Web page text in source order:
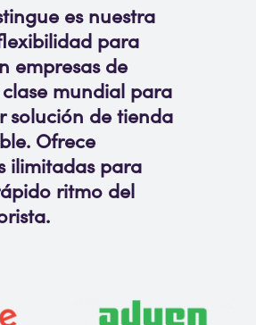
es nuestra
para
empresas de
mundial para
solución de tienda
Ofrece
ilimitadas para
ritmo del